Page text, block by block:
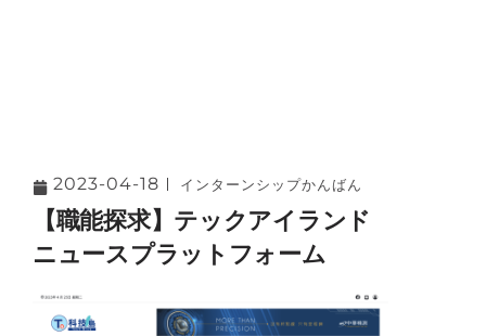
2023-04-18 インターンシップかんばん
【職能探求】テックアイランド
ニュースプラットフォーム